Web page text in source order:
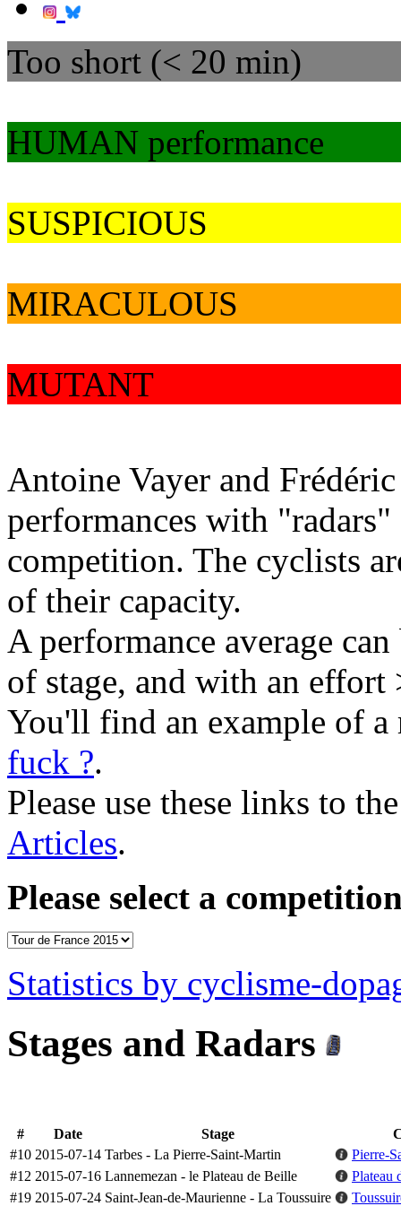
Too short (< 20 min)
HUMAN performance
SUSPICIOUS
MIRACULOUS
MUTANT
Antoine Vayer and
performances with
competition. The cyclists
of their capacity.
A performance average
of stage, and with an effort
You'll find an example of
fuck ?.
Please use these links to
Articles.
Please select a
Statistics by cyclisme-
Stages and Radars
# Date Stage
#10 2015-07-14 Tarbes - La Pierre-Saint-Martin
Pierre-
#12 2015-07-16 Lannemezan - le Plateau de Beille
Plateau
#19 2015-07-24 Saint-Jean-de-Maurienne - La Toussuire